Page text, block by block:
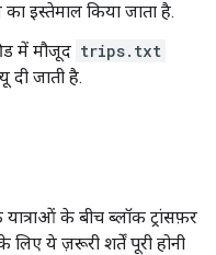
इस्तेमाल किया जाता है.
में मौजूद trips.txt
दी जाती है.
के बीच ब्लॉक ट्रांसफ़र
ये ज़रूरी शर्तें पूरी होनी